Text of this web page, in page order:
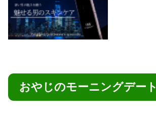
おやじのモーニングデート